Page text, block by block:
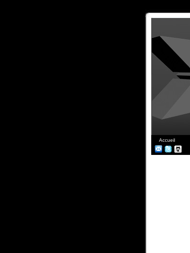
Accueil